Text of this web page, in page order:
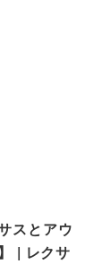
スとアウ
| レクサ